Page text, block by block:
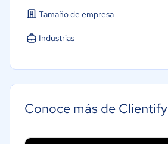
Tamaño de empresa
Micro: 1 a 9 trabajadores
Industrias
Marketing y Comunicación
Conoce más de Clientify